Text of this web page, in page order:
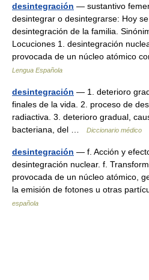
desintegración — sustantivo
desintegrar o desintegrarse: Hoy
desintegración de la familia.
Locuciones 1. desintegración
provocada de un núcleo atómico
Lengua Española
desintegración — 1. deterioro
finales de la vida. 2. proceso de
radiactiva. 3. deterioro gradual,
bacteriana, del …
Diccionario médico
desintegración — f. Acción y
desintegración nuclear. f.
provocada de un núcleo atómico,
la emisión de fotones u otras
española